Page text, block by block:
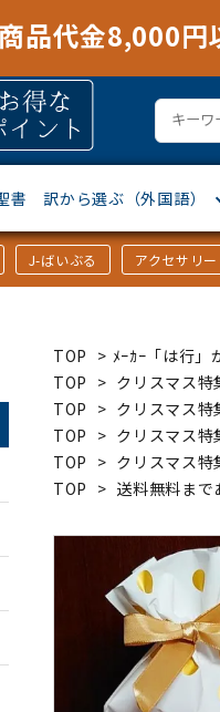
商品代金8,000円
フランシスコ会
書 訳から選ぶ（外国語）
フランス語
その他ヨーロッ
ウルトラスエー
ミニタオル・マス
カード類
パソコンソフト
キリスト教雑誌
クリスマス特集
「は行」から選
「わ行」から選
J-ばいぶる アクセサリー
TOP > ﾒｰｶｰ「は行」
TOP > クリスマス特
TOP > クリスマス特
TOP > クリスマス特
TOP > クリスマス特
TOP > 送料無料ま